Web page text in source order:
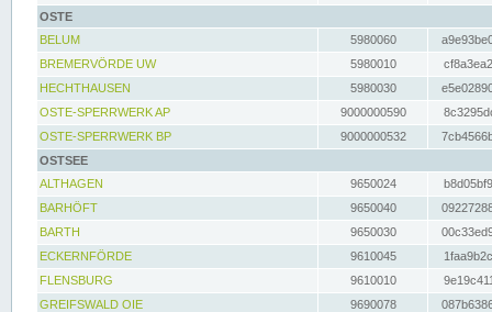
OSTE
BELUM
5980060
BREMERVÖRDE UW
5980010
HECHTHAUSEN
5980030
OSTE-SPERRWERK AP
9000000590
OSTE-SPERRWERK BP
9000000532
OSTSEE
ALTHAGEN
9650024
BARHÖFT
9650040
BARTH
9650030
ECKERNFÖRDE
9610045
FLENSBURG
9610010
GREIFSWALD OIE
9690078